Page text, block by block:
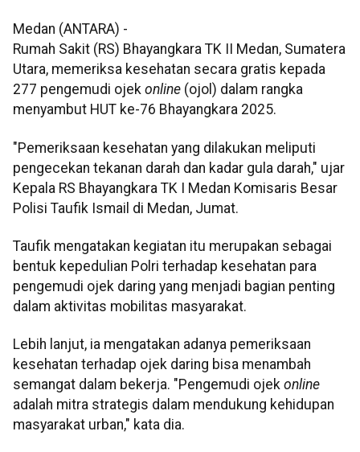
Medan (ANTARA) -
Rumah Sakit (RS) Bhayangkara TK II Medan, Sumatera
Utara, memeriksa kesehatan secara gratis kepada
277 pengemudi ojek online (ojol) dalam rangka
menyambut HUT ke-76 Bhayangkara 2025.
"Pemeriksaan kesehatan yang dilakukan meliputi
pengecekan tekanan darah dan kadar gula darah," ujar
Kepala RS Bhayangkara TK I Medan Komisaris Besar
Polisi Taufik Ismail di Medan, Jumat.
Taufik mengatakan kegiatan itu merupakan sebagai
bentuk kepedulian Polri terhadap kesehatan para
pengemudi ojek daring yang menjadi bagian penting
dalam aktivitas mobilitas masyarakat.
Lebih lanjut, ia mengatakan adanya pemeriksaan
kesehatan terhadap ojek daring bisa menambah
semangat dalam bekerja. "Pengemudi ojek online
adalah mitra strategis dalam mendukung kehidupan
masyarakat urban," kata dia.